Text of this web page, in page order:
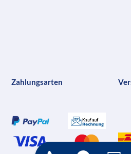
Zahlungsarten